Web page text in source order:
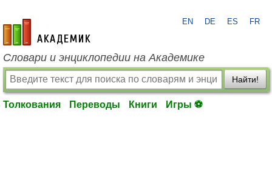
academic.ru
EN DE ES FR
Словари и энциклопедии на Академике
Найти!
Толкования Переводы Книги Игры ⚽